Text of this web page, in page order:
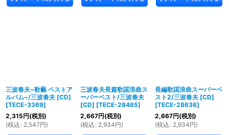
三波春夫~歌藝 ベストア
ルバム~/三波春夫 [CD]
[TECE-3369]
2,315円(税別)
(税込 : 2,547円)
三波春夫長篇歌謡浪曲ス
ーパーベスト/三波春夫
[CD] [TECE-28465]
2,667円(税別)
(税込 : 2,934円)
長編歌謡浪曲スーパーベ
スト2/三波春夫 [CD]
[TECE-28636]
2,667円(税別)
(税込 : 2,934円)